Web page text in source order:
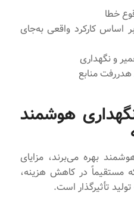
خطا
اساس کارکرد واقعی به‌جای
و نگهداری
منابع
هوشمند
بهره می‌برند، مزایای
مستقیماً در کاهش هزینه،
تأثیرگذار است.